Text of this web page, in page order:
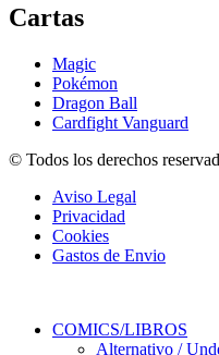
Cartas
Magic
Pokémon
Dragon Ball
Cardfight Vanguard
© Todos los derechos
Aviso Legal
Privacidad
Cookies
Gastos de Envio
COMICS/LIBROS
Alternativo /